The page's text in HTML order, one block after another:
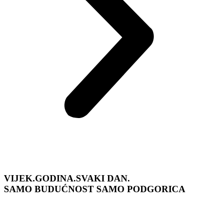
VIJEK.GODINA.SVAKI DAN.
SAMO BUDUĆNOST SAMO PODGORICA